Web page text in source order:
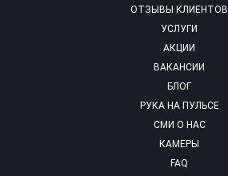
ОТЗЫВЫ КЛИЕНТОВ
УСЛУГИ
АКЦИИ
ВАКАНСИИ
БЛОГ
РУКА НА ПУЛЬСЕ
СМИ О НАС
КАМЕРЫ
FAQ